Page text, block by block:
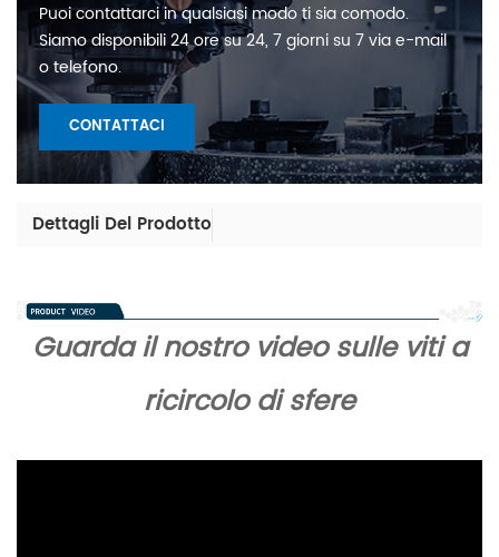
Puoi contattarci in qualsiasi modo ti sia comodo.
Siamo disponibili 24 ore su 24, 7 giorni su 7 via e-mail
o telefono.
CONTATTACI
Dettagli Del Prodotto
Guarda il nostro video sulle viti a
ricircolo di sfere